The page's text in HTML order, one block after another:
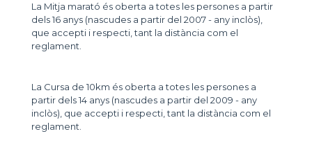
La Mitja marató és oberta a totes les persones a partir
dels 16 anys (nascudes a partir del 2007 - any inclòs),
que accepti i respecti, tant la distància com el
reglament.
La Cursa de 10km és oberta a totes les persones a
partir dels 14 anys (nascudes a partir del 2009 - any
inclòs), que accepti i respecti, tant la distància com el
reglament.